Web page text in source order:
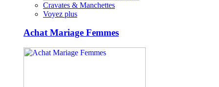
Cravates & Manchettes
Voyez plus
Achat Mariage Femmes